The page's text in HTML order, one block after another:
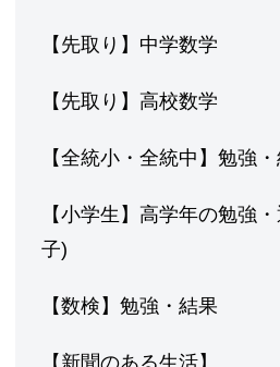
【先取り】中学数学
【先取り】高校数学
【全統小・全統中】勉強
【小学生】高学年の勉強
子)
【数検】勉強・結果
【新聞のある生活】